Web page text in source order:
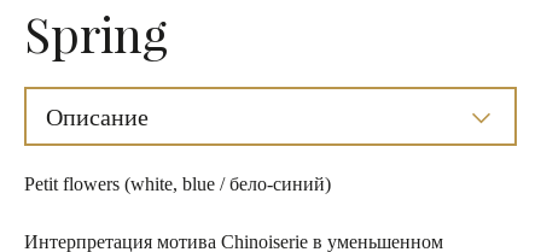
Spring
Описание
Petit flowers (white, blue / бело-синий)
Интерпретация мотива Chinoiserie в уменьшенном